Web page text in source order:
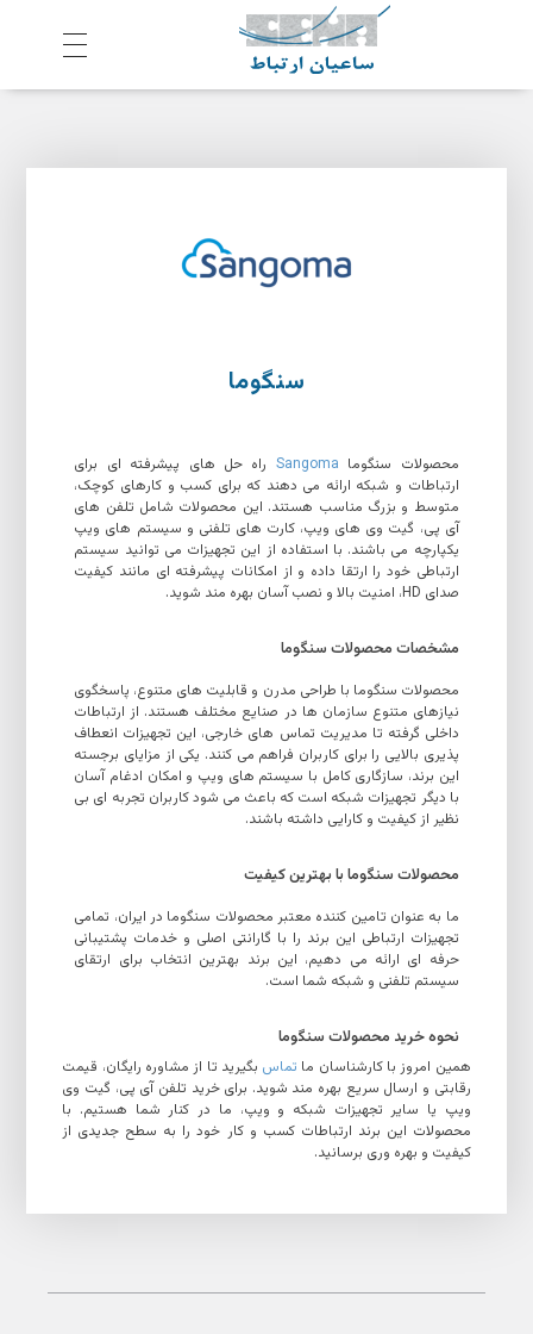
ش
رکت ساعیان ارتباط آینده پیشرو یکپارچگی و امنیت در ارتباط
سنگوما
محصولات سنگوما Sangoma راه حل های پیشرفته ای برای
ارتباطات و شبکه ارائه می دهند که برای کسب و کارهای کوچک،
متوسط و بزرگ مناسب هستند. این محصولات شامل تلفن های
آی پی، گیت وی های ویپ، کارت های تلفنی و سیستم های ویپ
یکپارچه می باشند. با استفاده از این تجهیزات می توانید سیستم
ارتباطی خود را ارتقا داده و از امکانات پیشرفته ای مانند کیفیت
صدای HD، امنیت بالا و نصب آسان بهره مند شوید.
مشخصات محصولات سنگوما
محصولات سنگوما با طراحی مدرن و قابلیت های متنوع، پاسخگوی
نیازهای متنوع سازمان ها در صنایع مختلف هستند. از ارتباطات
داخلی گرفته تا مدیریت تماس های خارجی، این تجهیزات انعطاف
پذیری بالایی را برای کاربران فراهم می کنند. یکی از مزایای برجسته
این برند، سازگاری کامل با سیستم های ویپ و امکان ادغام آسان
با دیگر تجهیزات شبکه است که باعث می شود کاربران تجربه ای بی
نظیر از کیفیت و کارایی داشته باشند.
محصولات سنگوما با بهترین کیفیت
ما به عنوان تامین کننده معتبر محصولات سنگوما در ایران، تمامی
تجهیزات ارتباطی این برند را با گارانتی اصلی و خدمات پشتیبانی
حرفه ای ارائه می دهیم، این برند بهترین انتخاب برای ارتقای
سیستم تلفنی و شبکه شما است.
نحوه خرید محصولات سنگوما
همین امروز با کارشناسان ما تماس بگیرید تا از مشاوره رایگان، قیمت
رقابتی و ارسال سریع بهره مند شوید. برای خرید تلفن آی پی، گیت وی
ویپ یا سایر تجهیزات شبکه و ویپ، ما در کنار شما هستیم. با
محصولات این برند ارتباطات کسب و کار خود را به سطح جدیدی از
کیفیت و بهره وری برسانید.